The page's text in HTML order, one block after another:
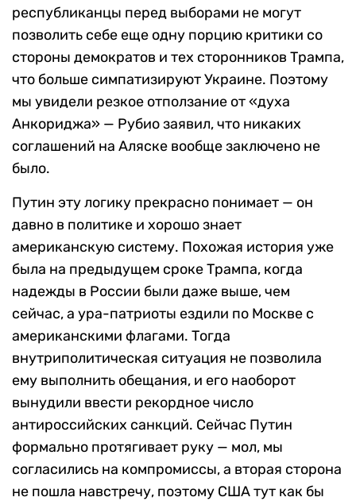
республиканцы перед выборами не могут
позволить себе еще одну порцию критики со
стороны демократов и тех сторонников Трампа,
что больше симпатизируют Украине. Поэтому
мы увидели резкое отползание от «духа
Анкориджа» — Рубио заявил, что никаких
соглашений на Аляске вообще заключено не
было.
Путин эту логику прекрасно понимает — он
давно в политике и хорошо знает
американскую систему. Похожая история уже
была на предыдущем сроке Трампа, когда
надежды в России были даже выше, чем
сейчас, а ура-патриоты ездили по Москве с
американскими флагами. Тогда
внутриполитическая ситуация не позволила
ему выполнить обещания, и его наоборот
вынудили ввести рекордное число
антироссийских санкций. Сейчас Путин
формально протягивает руку — мол, мы
согласились на компромиссы, а вторая сторона
не пошла навстречу, поэтому США тут как бы